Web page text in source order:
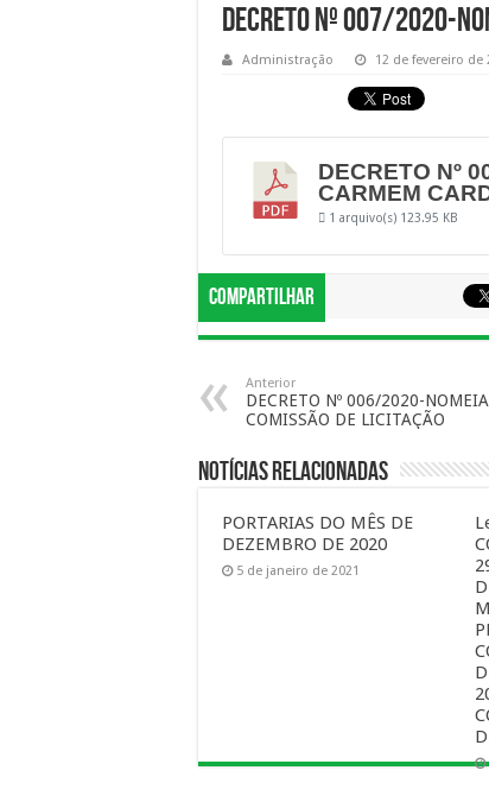
DECRETO Nº 007/2020-
Administração 12 de fevereiro de
DECRETO Nº
CARMEM
1 arquivo(s) 123.95 KB
Compartilhar
Anterior
DECRETO Nº 006/2020-NOMEIA
COMISSÃO DE LICITAÇÃO
Notícias Relacionadas
PORTARIAS DO MÊS DE
DEZEMBRO DE 2020
5 de janeiro de 2021